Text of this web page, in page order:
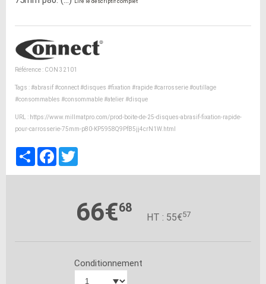
Lire le descriptif complet
Référence : CON 32101
Tags :#abrasif#connect#disques #fixation #rapide#carrosserie#outillage
#consommables #consommable#atelier#disque
URL : https://www.millmatpro.com/prod-boite-de-25-disques-abrasif-fixation-rapide-
pour-carrosserie-75mm-p80-KP5958Q9PfB5jj4crN1W.html
PartagerFacebook
66€68
HT : 55€57
Conditionnement